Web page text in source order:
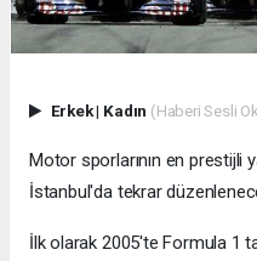
Erkek| Kadın (Haberi Sesli
Motor sporlarının en prestijli
İstanbul'da tekrar
İlk olarak 2005'te Formula 1